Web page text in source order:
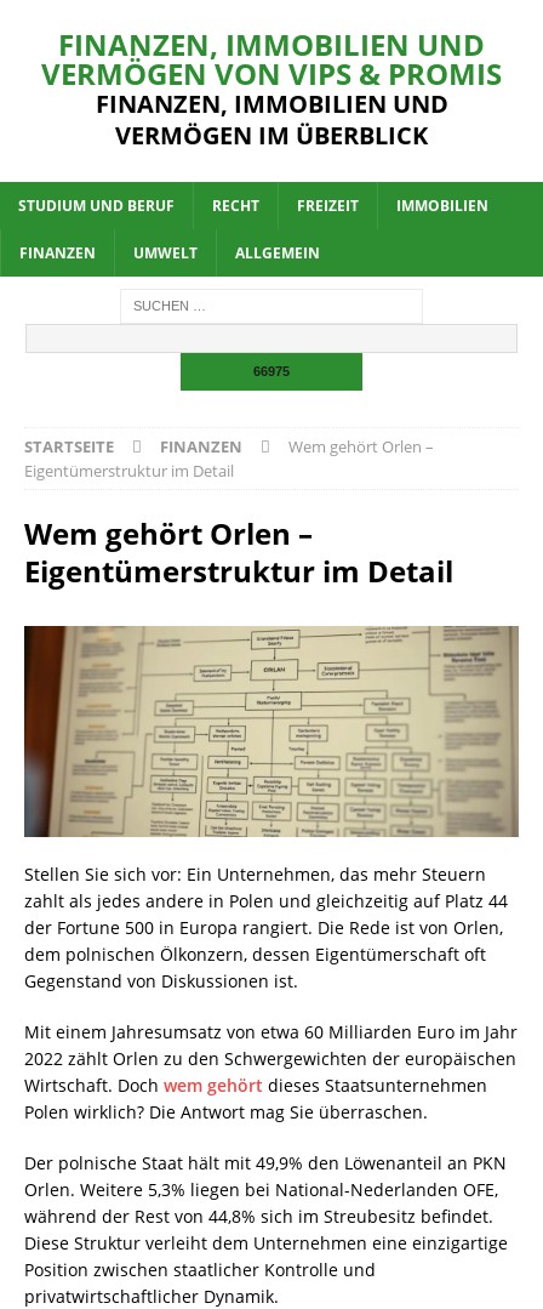
FINANZEN, IMMOBILIEN UND
VERMÖGEN VON VIPS & PROMIS
FINANZEN, IMMOBILIEN UND
VERMÖGEN IM ÜBERBLICK
STUDIUM UND BERUF RECHT FREIZEIT IMMOBILIEN
FINANZEN UMWELT ALLGEMEIN
STARTSEITE FINANZEN
Wem gehört Orlen –
Eigentümerstruktur im Detail
Wem gehört Orlen –
Eigentümerstruktur im Detail
Stellen Sie sich vor: Ein Unternehmen, das mehr Steuern
zahlt als jedes andere in Polen und gleichzeitig auf Platz 44
der Fortune 500 in Europa rangiert. Die Rede ist von Orlen,
dem polnischen Ölkonzern, dessen Eigentümerschaft oft
Gegenstand von Diskussionen ist.
Mit einem Jahresumsatz von etwa 60 Milliarden Euro im Jahr
2022 zählt Orlen zu den Schwergewichten der europäischen
Wirtschaft. Doch wem gehört dieses Staatsunternehmen
Polen wirklich? Die Antwort mag Sie überraschen.
Der polnische Staat hält mit 49,9% den Löwenanteil an PKN
Orlen. Weitere 5,3% liegen bei National-Nederlanden OFE,
während der Rest von 44,8% sich im Streubesitz befindet.
Diese Struktur verleiht dem Unternehmen eine einzigartige
Position zwischen staatlicher Kontrolle und
privatwirtschaftlicher Dynamik.